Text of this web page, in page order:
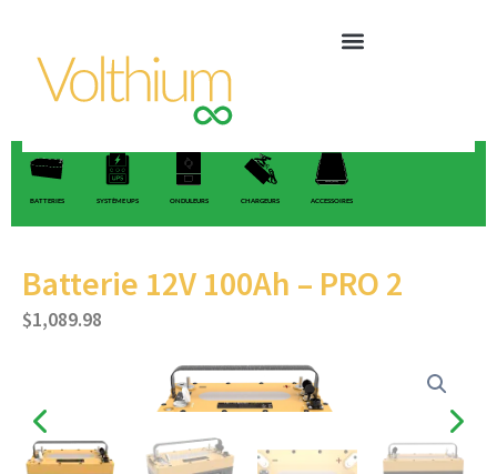
contenu
BATTERIES SYSTÈME UPS ONDULEURS CHARGEURS ACCESSOIRES
Batterie 12V 100Ah – PRO 2
$1,089.98